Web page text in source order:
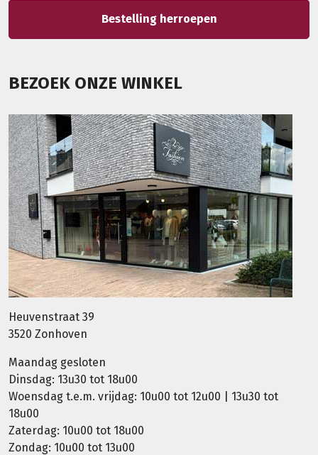
Bestelling herroepen
BEZOEK ONZE WINKEL
Heuvenstraat 39
3520 Zonhoven
Maandag gesloten
Dinsdag: 13u30 tot 18u00
Woensdag t.e.m. vrijdag: 10u00 tot 12u00 | 13u30 tot
18u00
Zaterdag: 10u00 tot 18u00
Zondag: 10u00 tot 13u00